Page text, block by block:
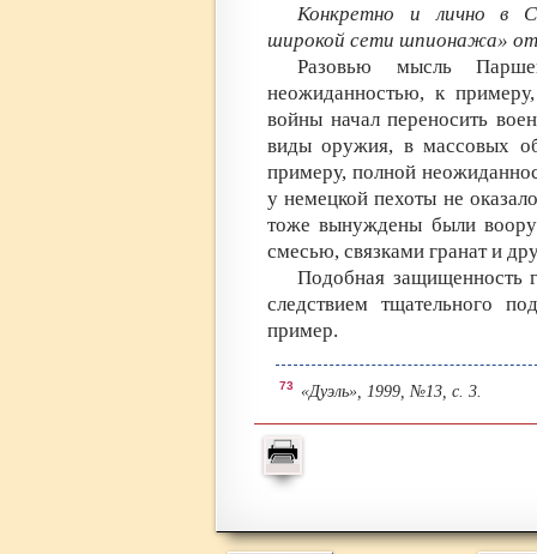
Конкретно и лично в
широкой сети шпионажа»
Разовью мысль
неожиданностью, к
войны начал переносить
виды оружия, в массовых
примеру, полной
у немецкой пехоты не
тоже вынуждены были
смесью, связками гранат и
Подобная защищенность
следствием тщательного
пример.
73 «Дуэль», 1999, №13, с. 3.